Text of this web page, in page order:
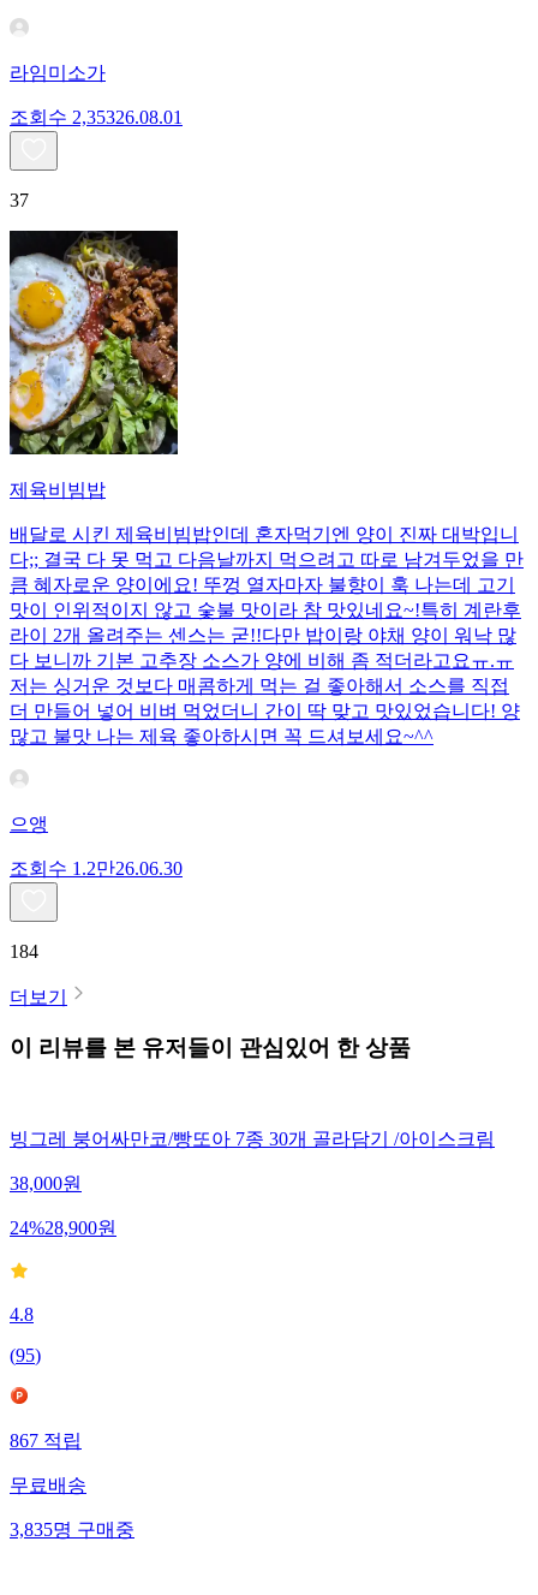
라임미소가
조회수 2,35326.08.01
37
제육비빔밥
배달로 시킨 제육비빔밥인데 혼자먹기엔 양이 진짜 대박입니
다;; 결국 다 못 먹고 다음날까지 먹으려고 따로 남겨두었을 만
큼 혜자로운 양이에요! 뚜껑 열자마자 불향이 훅 나는데 고기
맛이 인위적이지 않고 숯불 맛이라 참 맛있네요~!특히 계란후
라이 2개 올려주는 센스는 굳!! ​다만 밥이랑 야채 양이 워낙 많
다 보니까 기본 고추장 소스가 양에 비해 좀 적더라고요ㅠ.ㅠ
저는 싱거운 것보다 매콤하게 먹는 걸 좋아해서 소스를 직접
더 만들어 넣어 비벼 먹었더니 간이 딱 맞고 맛있었습니다! 양
많고 불맛 나는 제육 좋아하시면 꼭 드셔보세요~^^
으앵
조회수 1.2만26.06.30
184
더보기
이 리뷰를 본 유저들이 관심있어 한 상품
빙그레 붕어싸만코/빵또아 7종 30개 골라담기 /아이스크림
38,000원
24%28,900원
4.8
(95)
867 적립
무료배송
3,835명 구매중